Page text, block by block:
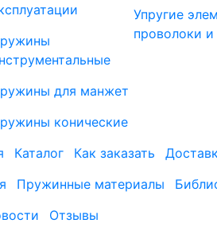
для манжет
конические
Упругие
проволоки и
Каталог Как заказать
Пружинные материалы
Отзывы